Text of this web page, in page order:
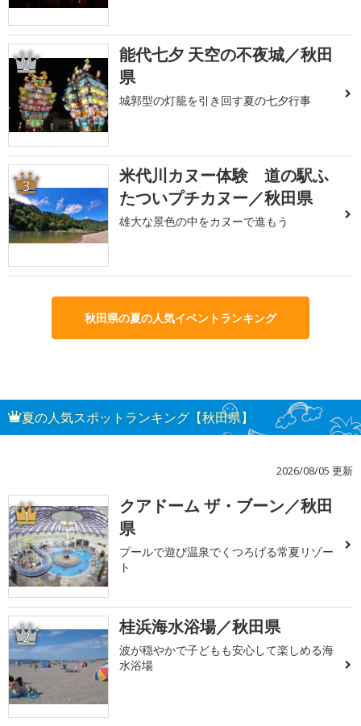
2
能代七夕 天空の不夜城／秋田
県
城郭型の灯籠を引き回す夏の七夕行事
3
米代川カヌー体験 道の駅ふ
たついプチカヌー／秋田県
雄大な景色の中をカヌーで進もう
秋田県の夏の人気イベントランキング
夏の人気スポットランキング【秋田県】
2026/08/05 更新
1
クアドーム ザ・ブーン／秋田
県
プールで遊び温泉でくつろげる常夏リゾー
ト
2 桂浜海水浴場／秋田県
波が穏やかで子どもも安心して楽しめる海
水浴場